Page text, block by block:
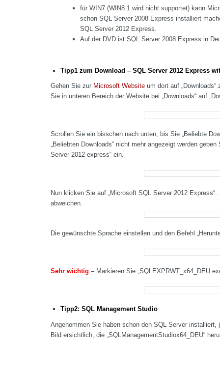
für WIN7 (WIN8.1 wird nicht supportet) kann
schon SQL Server 2008 Express installiert
SQL Server 2012 Express.
Auf der DVD ist SQL Server 2008 Express in
Tipp1 zum Download – SQL Server 2012 Express
Gehen Sie zur Microsoft Website um dort auf
Sie in unteren Bereich der Website bei „Downloads“ auf
Scrollen Sie ein bisschen nach unten, bis Sie „Beliebte
„Beliebten Downloads“ nicht mehr angezeigt werden
Server 2012 express“ ein.
Nun klicken Sie auf „Microsoft SQL Server 2012
abweichen.
Die gewünschte Sprache einstellen und den Befehl
Sehr wichtig – Markieren Sie
Tipp2: SQL Management Studio
Angenommen Sie haben schon den SQL Server
Bild ersichtlich, die „SQLManagementStudiox64_DEU“